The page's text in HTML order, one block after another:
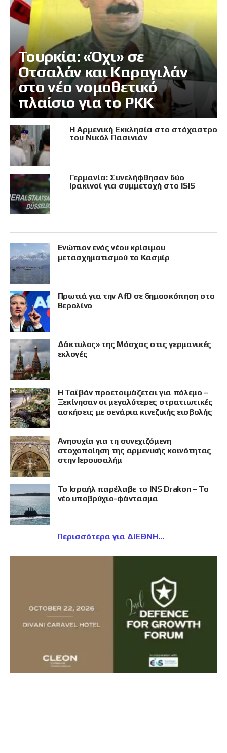
Τουρκία: «Όχι» σε
Οτσαλάν και Καραγιλάν
στο νέο νομοθετικό
πλαίσιο για το PKK
Η Αρμενική Εκκλησία στο στόχαστρο
του Νικόλ Πασινιάν
Γερμανία: Συνελήφθησαν δύο
Ιρακινοί για συμμετοχή στο ISIS
Eνώπιον ενός νέου κρίσιμου
μετασχηματισμού το Κασμίρ
Πρωτιά για την AfD σε δημοσκόπηση στο
Βερολίνο
Δάκτυλος» της Μόσχας στις γερμανικές
εκλογές
Η Ταϊβάν προετοιμάζεται για πόλεμο –
Ξεκίνησαν οι μεγαλύτερες στρατιωτικές
ασκήσεις με σενάρια κινεζικής εισβολής
Ανησυχία για τη συνεχιζόμενη
στοχοποίηση της αρμενικής κοινότητας
στην Ιερουσαλήμ
Το Ισραήλ παρέλαβε το INS Drakon – Το
νέο υποβρύχιο-φάντασμα
Περισσότερα για ΔΙΕΘΝΗ